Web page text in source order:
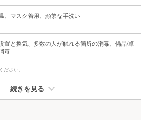
、マスク着用、頻繁な手洗い
置と換気、多数の人が触れる箇所の消毒、備品/卓
毒
ださい。
続きを見る